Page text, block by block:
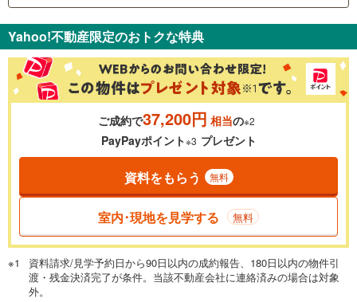
金利 ％
0.01%
一般的には最長35年まで借り入れ可能です。多くの金融機関
が完済時の年齢は80歳までを条件としています。
閉じる
頭金 万円
Yahoo!不動産限定のおトクな特典
ご成約で37,200円 相当の※2
PayPayポイント※3 プレゼント
資料をもらう 無料
室内･現地を見学する 無料
資料請求/見学予約日から90日以内の成約報告、180日以内の物件引
渡・残金決済完了が条件。当該不動産会社に連絡済みの場合は対象
外。